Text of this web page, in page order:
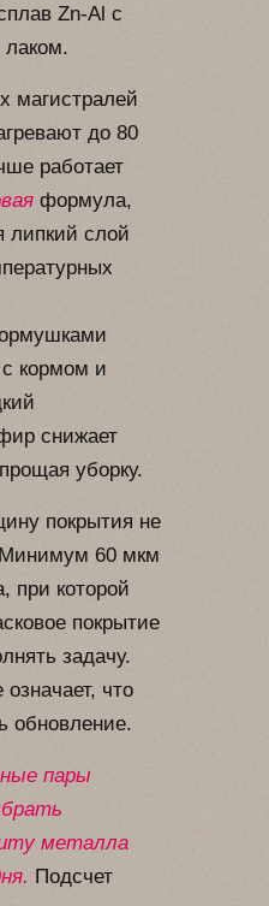
Zn-Al с
магистралей
до 80
работает
формула,
липкий слой
с кормом и
снижает
уборку.
покрытия не
Минимум 60 мкм
при которой
покрытие
задачу.
что
обновление.
пары
металла
Подсчет